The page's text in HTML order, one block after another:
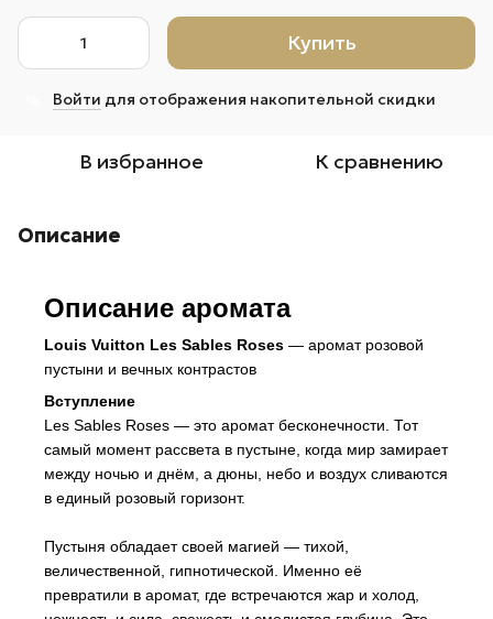
Купить
Войти для отображения накопительной скидки
В избранное К сравнению
Описание
Описание аромата
Louis Vuitton Les Sables Roses — аромат розовой
пустыни и вечных контрастов
Вступление
Les Sables Roses — это аромат бесконечности. Тот
самый момент рассвета в пустыне, когда мир замирает
между ночью и днём, а дюны, небо и воздух сливаются
в единый розовый горизонт.
Пустыня обладает своей магией — тихой,
величественной, гипнотической. Именно её
превратили в аромат, где встречаются жар и холод,